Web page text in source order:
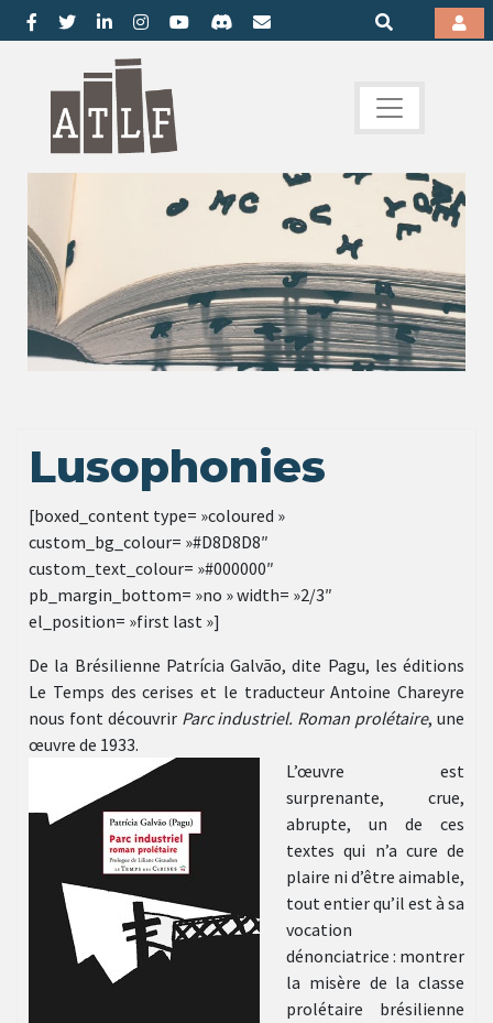
Lusophonies
[boxed_content type= »coloured »
custom_bg_colour= »#D8D8D8″
custom_text_colour= »#000000″
pb_margin_bottom= »no » width= »2/3″
el_position= »first last »]
De la Brésilienne Patrícia Galvão, dite Pagu, les éditions
Le Temps des cerises et le traducteur Antoine Chareyre
nous font découvrir Parc industriel. Roman prolétaire, une
œuvre de 1933.
L’œuvre est
surprenante, crue,
abrupte, un de ces
textes qui n’a cure de
plaire ni d’être aimable,
tout entier qu’il est à sa
vocation
dénonciatrice : montrer
la misère de la classe
prolétaire brésilienne